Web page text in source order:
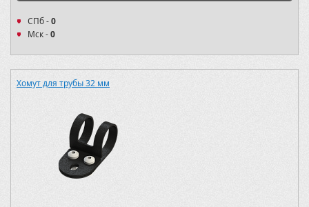
СПб -0
Мск -0
Хомут для трубы 32 мм